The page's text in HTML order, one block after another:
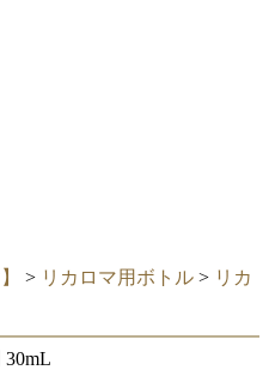
> リカロマ用ボトル > リカ